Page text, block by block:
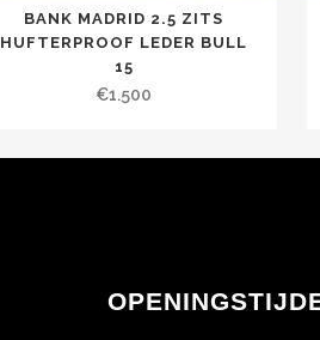
BANK MADRID 2.5 ZITS
HUFTERPROOF LEDER BULL
15
€1.500